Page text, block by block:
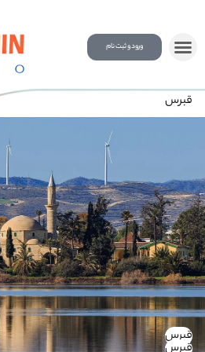
ورود و ثبت نام
قبرس
قبرس